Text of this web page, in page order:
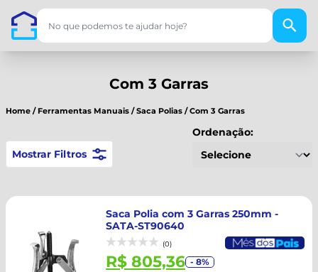
Com 3 Garras
Home / Ferramentas Manuais /Saca Polias /Com 3 Garras
Mostrar Filtros
Ordenação:
Saca Polia com 3 Garras 250mm -
SATA-ST90640
(0)
R$ 805,36 - 8%